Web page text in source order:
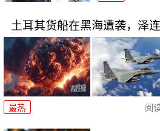
土耳其货船在黑海遭袭，泽
最热 阅